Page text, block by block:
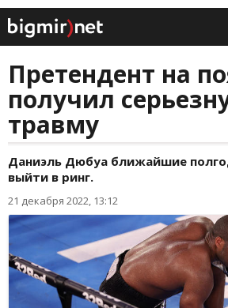
Претендент на
получил
травму
Даниэль Дюбуа ближайшие
выйти в ринг.
21 декабря 2022, 13:12